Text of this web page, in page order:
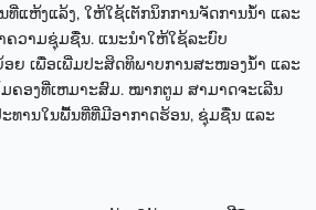
ແຫ້ງແລ້ງ, ໃຫ້ໃຊ້ເຕັກນິກການຈັດການນ້ຳ ແລະ
ວາມຊຸ່ມຊື່ນ. ແນະນຳໃຫ້ໃຊ້ລະບົບ
ຍ ເພື່ອເພີ່ມປະສິດທິພາບການສະໜອງນ້ຳ ແລະ
ຄອງທີ່ເຫມາະສົມ. ໝາກຕູມ ສາມາດຈະເລີນ
ະທານໃນພື້ນທີ່ທີ່ມີອາກາດຮ້ອນ, ຊຸ່ມຊື່ນ ແລະ